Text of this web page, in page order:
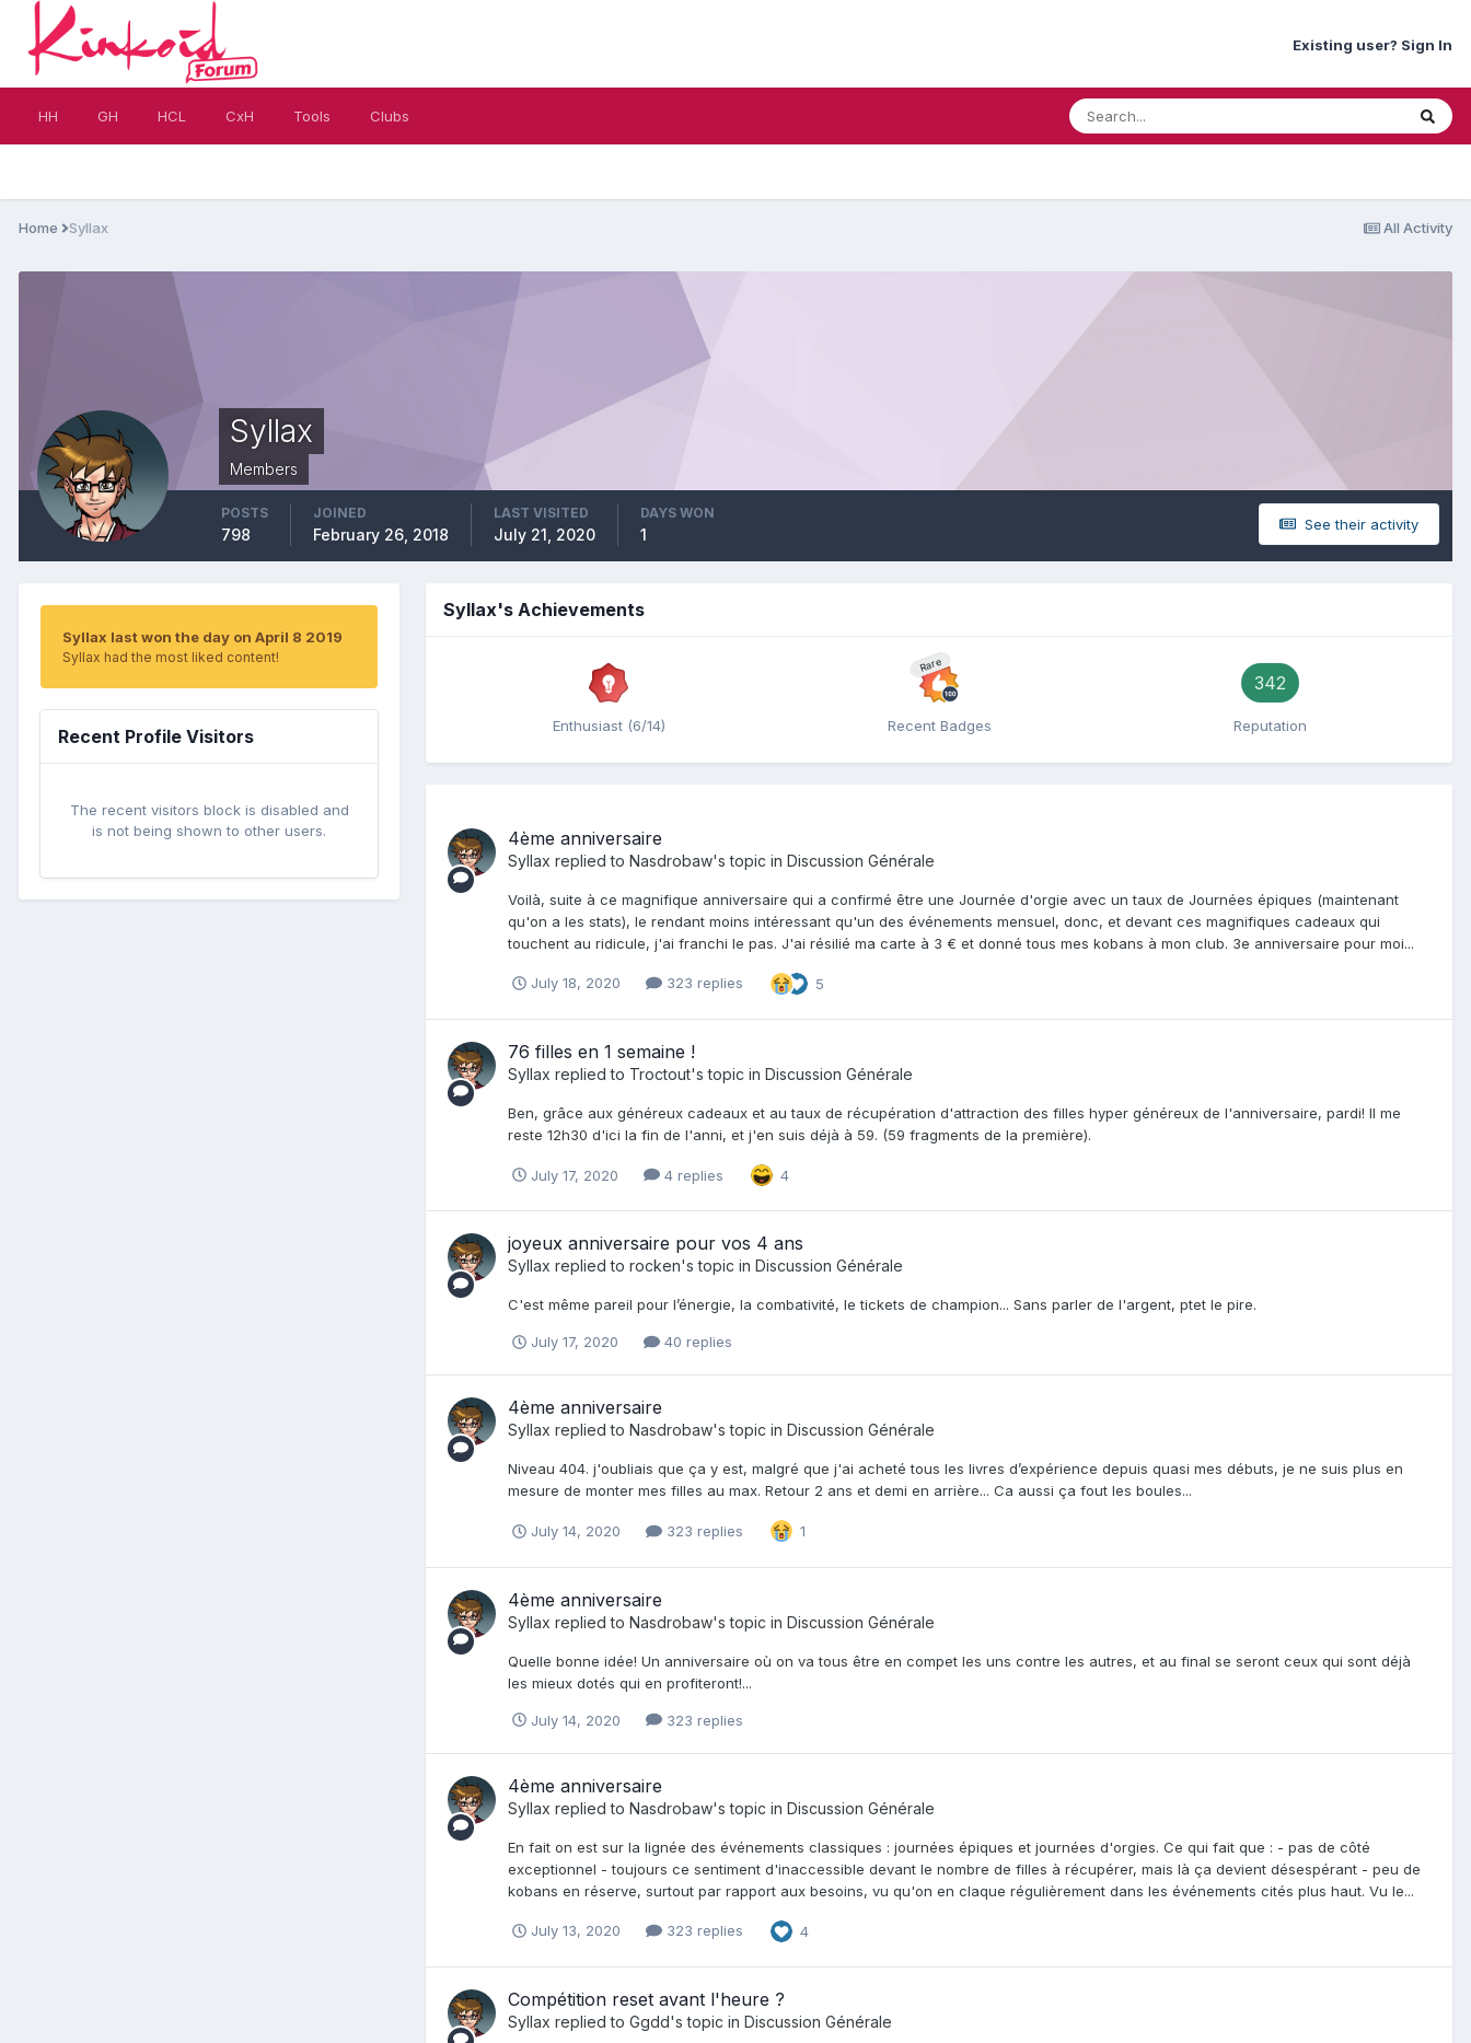
Existing user? Sign In
HH GH HCL CxH Tools Clubs
All Activity
Home Syllax
Syllax
Members
See their activity
POSTS
798
JOINED
February 26, 2018
LAST VISITED
July 21, 2020
DAYS WON
1
Syllax last won the day on April 8 2019
Syllax had the most liked content!
Recent Profile Visitors
The recent visitors block is disabled and
is not being shown to other users.
Syllax's Achievements
Enthusiast (6/14)
Rare
Recent Badges
342
Reputation
4ème anniversaire
Syllax replied to Nasdrobaw's topic in Discussion Générale
Voilà, suite à ce magnifique anniversaire qui a confirmé être une Journée d'orgie avec un taux de Journées épiques (maintenant
qu'on a les stats), le rendant moins intéressant qu'un des événements mensuel, donc, et devant ces magnifiques cadeaux qui
touchent au ridicule, j'ai franchi le pas. J'ai résilié ma carte à 3 € et donné tous mes kobans à mon club. 3e anniversaire pour moi...
July 18, 2020 323 replies 5
76 filles en 1 semaine !
Syllax replied to Troctout's topic in Discussion Générale
Ben, grâce aux généreux cadeaux et au taux de récupération d'attraction des filles hyper généreux de l'anniversaire, pardi! Il me
reste 12h30 d'ici la fin de l'anni, et j'en suis déjà à 59. (59 fragments de la première).
July 17, 2020 4 replies 4
joyeux anniversaire pour vos 4 ans
Syllax replied to rocken's topic in Discussion Générale
C'est même pareil pour l’énergie, la combativité, le tickets de champion... Sans parler de l'argent, ptet le pire.
July 17, 2020 40 replies
4ème anniversaire
Syllax replied to Nasdrobaw's topic in Discussion Générale
Niveau 404. j'oubliais que ça y est, malgré que j'ai acheté tous les livres d’expérience depuis quasi mes débuts, je ne suis plus en
mesure de monter mes filles au max. Retour 2 ans et demi en arrière... Ca aussi ça fout les boules...
July 14, 2020 323 replies 1
4ème anniversaire
Syllax replied to Nasdrobaw's topic in Discussion Générale
Quelle bonne idée! Un anniversaire où on va tous être en compet les uns contre les autres, et au final se seront ceux qui sont déjà
les mieux dotés qui en profiteront!...
July 14, 2020 323 replies
4ème anniversaire
Syllax replied to Nasdrobaw's topic in Discussion Générale
En fait on est sur la lignée des événements classiques : journées épiques et journées d'orgies. Ce qui fait que : - pas de côté
exceptionnel - toujours ce sentiment d'inaccessible devant le nombre de filles à récupérer, mais là ça devient désespérant - peu de
kobans en réserve, surtout par rapport aux besoins, vu qu'on en claque régulièrement dans les événements cités plus haut. Vu le...
July 13, 2020 323 replies 4
Compétition reset avant l'heure ?
Syllax replied to Ggdd's topic in Discussion Générale